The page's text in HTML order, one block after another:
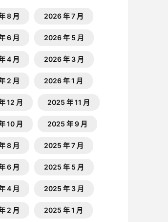
8 月 2026 年 7 月
6 月 2026 年 5 月
4 月 2026 年 3 月
2 月 2026 年 1 月
12 月 2025 年 11 月
10 月 2025 年 9 月
8 月 2025 年 7 月
6 月 2025 年 5 月
4 月 2025 年 3 月
2 月 2025 年 1 月